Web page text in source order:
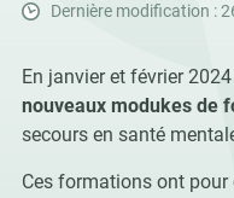
Dernière modification :
En janvier et février
nouveaux modukes de
secours en santé
Ces formations ont